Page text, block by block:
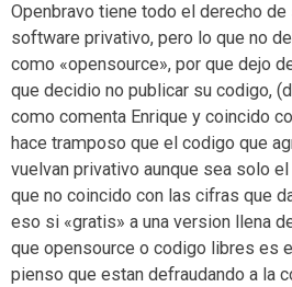
Openbravo tiene todo el derecho
software privativo, pero lo que no
como «opensource», por que dejo
que decidio no publicar su codigo,
como comenta Enrique y coincido
hace tramposo que el codigo que
vuelvan privativo aunque sea solo
que no coincido con las cifras que
eso si «gratis» a una version llena
que opensource o codigo libres es
pienso que estan defraudando a la